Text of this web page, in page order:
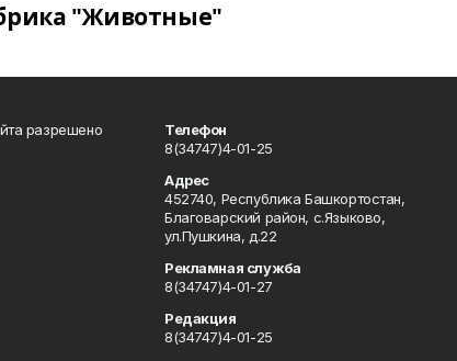
"Животные"
разрешено
Телефон
8(34747)4-01-25
Адрес
452740, Республика Башкортостан,
Благоварский район, с.Языково,
ул.Пушкина, д.22
Рекламная служба
8(34747)4-01-27
Редакция
8(34747)4-01-25